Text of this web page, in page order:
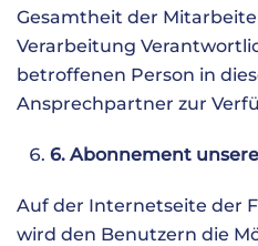
Gesamtheit der
Verarbeitung
betroffenen Person in
Ansprechpartner zur
6. Abonnement
Auf der Internetseite der
wird den Benutzern die